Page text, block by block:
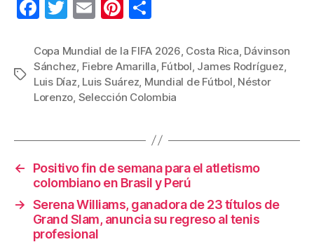
F
c
e
b
o
k
T
tt
er
E
ail
Pi
er
e
st
m
p
ar
Etiquetas
Copa Mundial de la FIFA 2026, Costa Rica, Dávinson
Sánchez, Fiebre Amarilla, Fútbol, James Rodríguez,
Luis Díaz, Luis Suárez, Mundial de Fútbol, Néstor
Lorenzo, Selección Colombia
←
Positivo fin de semana para el atletismo
colombiano en Brasil y Perú
→ Serena Williams, ganadora de 23 títulos de
Grand Slam, anuncia su regreso al tenis
profesional